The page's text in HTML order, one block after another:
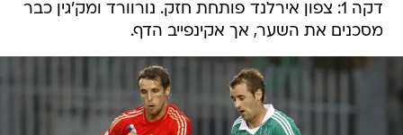
דקה 1: צפון אירלנד פותחת חזק. נורוורד ומק'גין כבר
מסכנים את השער, אך אקינפייב הדף.